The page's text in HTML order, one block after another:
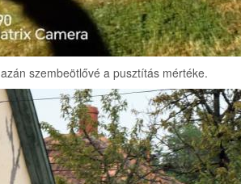
szembeötlővé a pusztítás mértéke.